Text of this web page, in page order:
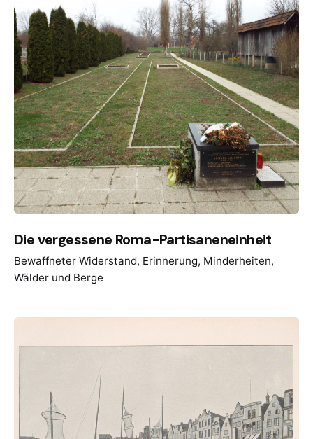
Die vergessene Roma-Partisaneneinheit
Bewaffneter Widerstand Erinnerung Minderheiten
Wälder und Berge